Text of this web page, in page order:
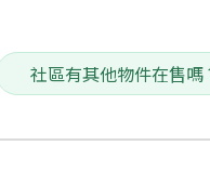
社區有其他物件在售嗎